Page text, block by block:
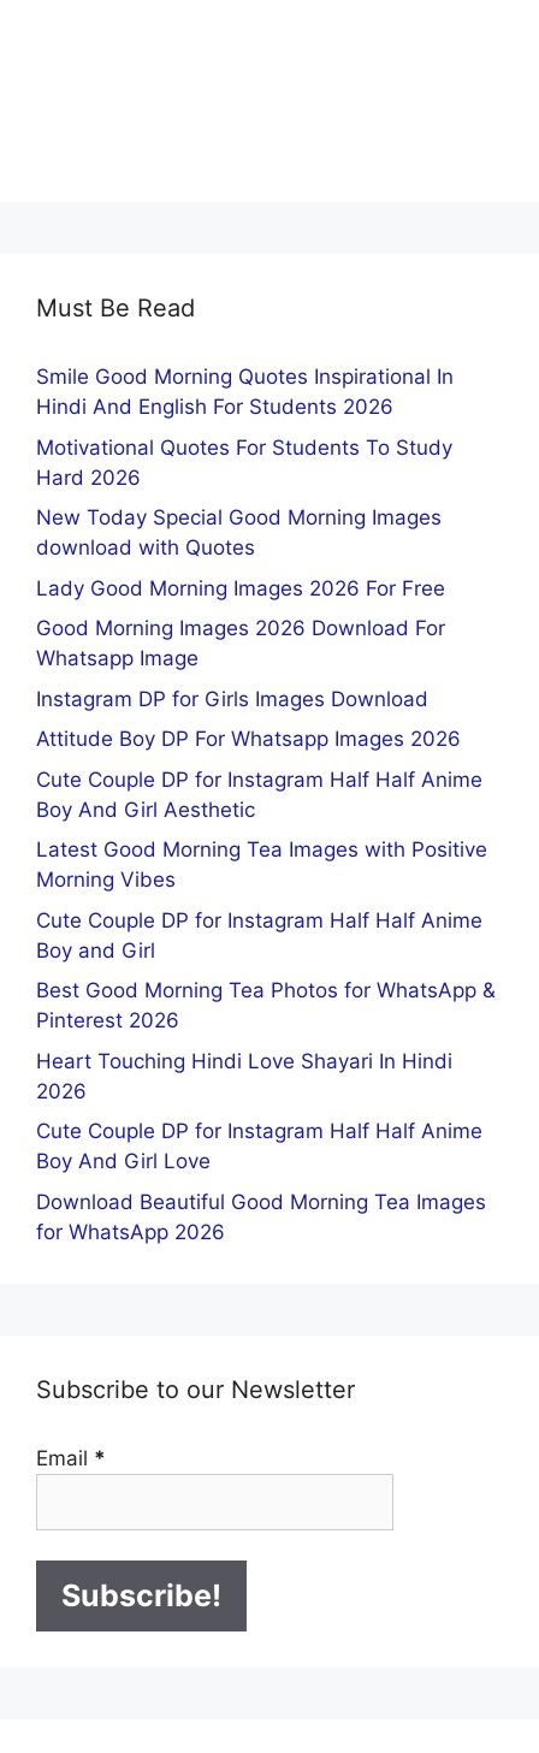
Must Be Read
Smile Good Morning Quotes Inspirational In
Hindi And English For Students 2026
Motivational Quotes For Students To Study
Hard 2026
New Today Special Good Morning Images
download with Quotes
Lady Good Morning Images 2026 For Free
Good Morning Images 2026 Download For
Whatsapp Image
Instagram DP for Girls Images Download
Attitude Boy DP For Whatsapp Images 2026
Cute Couple DP for Instagram Half Half Anime
Boy And Girl Aesthetic
Latest Good Morning Tea Images with Positive
Morning Vibes
Cute Couple DP for Instagram Half Half Anime
Boy and Girl
Best Good Morning Tea Photos for WhatsApp &
Pinterest 2026
Heart Touching Hindi Love Shayari In Hindi
2026
Cute Couple DP for Instagram Half Half Anime
Boy And Girl Love
Download Beautiful Good Morning Tea Images
for WhatsApp 2026
Subscribe to our Newsletter
Email *